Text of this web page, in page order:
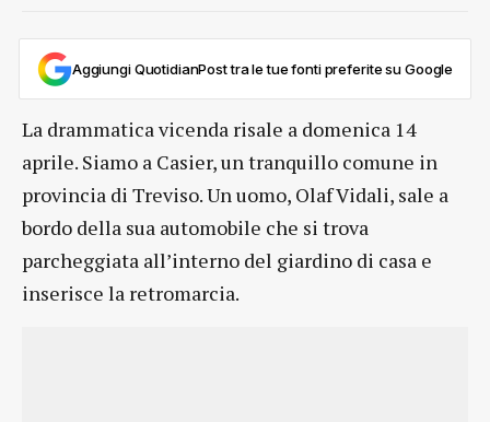
Aggiungi QuotidianPost tra le tue fonti preferite su Google
La drammatica vicenda risale a domenica 14
aprile. Siamo a Casier, un tranquillo comune in
provincia di Treviso. Un uomo, Olaf Vidali, sale a
bordo della sua automobile che si trova
parcheggiata all’interno del giardino di casa e
inserisce la retromarcia.